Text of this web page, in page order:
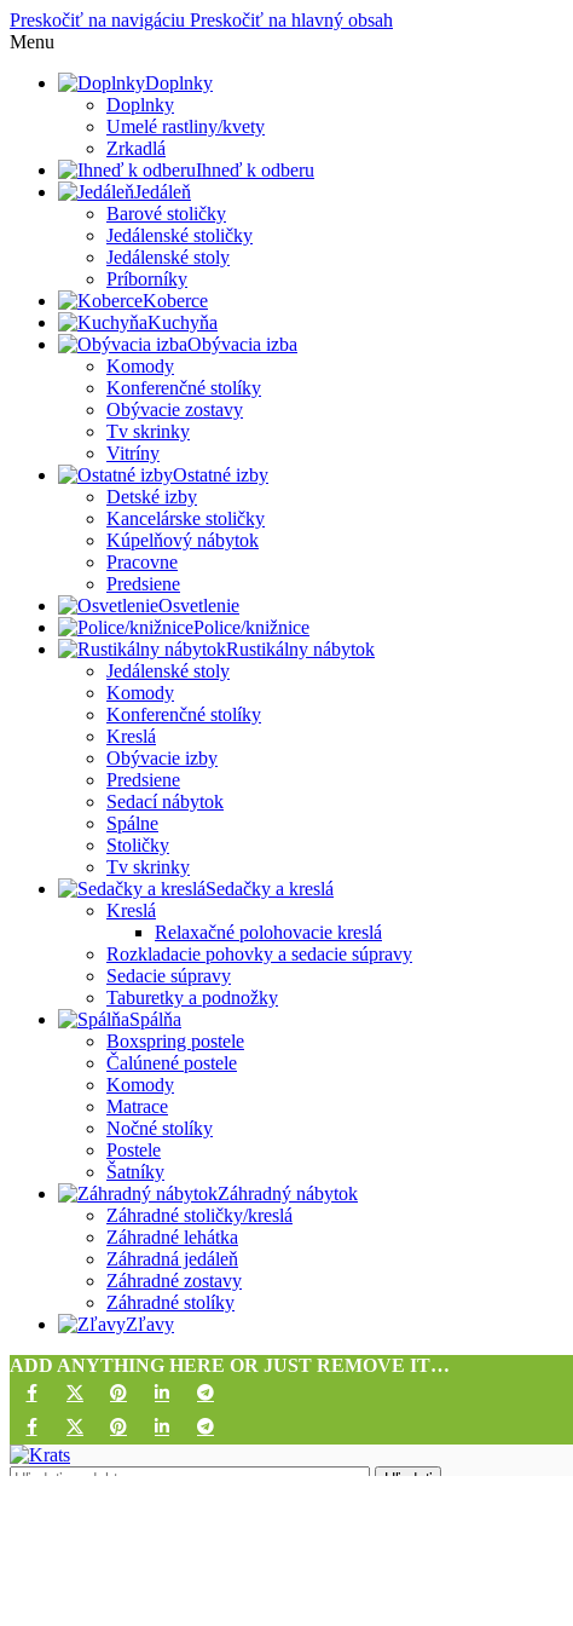
Preskočiť na navigáciu Preskočiť na hlavný obsah
Menu
Doplnky
Doplnky
Umelé rastliny/kvety
Zrkadlá
Ihneď k odberu
Jedáleň
Barové stoličky
Jedálenské stoličky
Jedálenské stoly
Príborníky
Koberce
Kuchyňa
Obývacia izba
Komody
Konferenčné stolíky
Obývacie zostavy
Tv skrinky
Vitríny
Ostatné izby
Detské izby
Kancelárske stoličky
Kúpelňový nábytok
Pracovne
Predsiene
Osvetlenie
Police/knižnice
Rustikálny nábytok
Jedálenské stoly
Komody
Konferenčné stolíky
Kreslá
Obývacie izby
Predsiene
Sedací nábytok
Spálne
Stoličky
Tv skrinky
Sedačky a kreslá
Kreslá
Relaxačné polohovacie kreslá
Rozkladacie pohovky a sedacie súpravy
Sedacie súpravy
Taburetky a podnožky
Spálňa
Boxspring postele
Čalúnené postele
Komody
Matrace
Nočné stolíky
Postele
Šatníky
Záhradný nábytok
Záhradné stoličky/kreslá
Záhradné lehátka
Záhradná jedáleň
Záhradné zostavy
Záhradné stolíky
Zľavy
ADD ANYTHING HERE OR JUST REMOVE IT…
Hľadať